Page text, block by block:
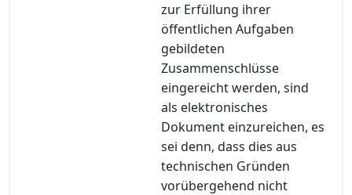
zur Erfüllung ihrer
öffentlichen Aufgaben
gebildeten
Zusammenschlüsse
eingereicht werden, sind
als elektronisches
Dokument einzureichen, es
sei denn, dass dies aus
technischen Gründen
vorübergehend nicht